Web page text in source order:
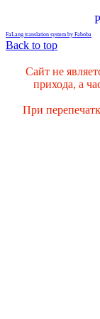
FaLang translation system by Faboba
Back to top
Сайт не
прихода, а
При